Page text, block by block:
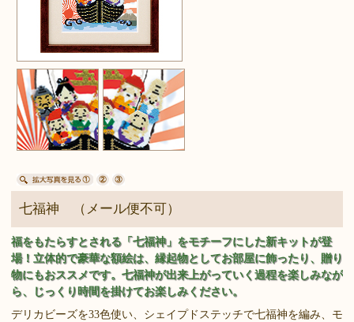
七福神 （メール便不可）
福をもたらすとされる「七福神」をモチーフにした新キットが登
場！立体的で豪華な額絵は、縁起物としてお部屋に飾ったり、贈り
物にもおススメです。七福神が出来上がっていく過程を楽しみなが
ら、じっくり時間を掛けてお楽しみください。
デリカビーズを33色使い、シェイプドステッチで七福神を編み、モ